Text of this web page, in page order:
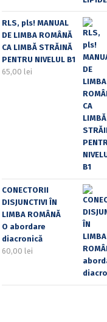
RLS, pls! MANUAL
DE LIMBA ROMÂNĂ
CA LIMBĂ STRĂINĂ
PENTRU NIVELUL B1
65,00 lei
CONECTORII
DISJUNCTIVI ÎN
LIMBA ROMÂNĂ
O abordare
diacronică
60,00 lei